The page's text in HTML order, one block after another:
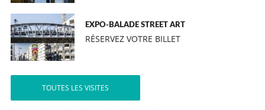
EXPO-BALADE STREET ART
RÉSERVEZ VOTRE BILLET
TOUTES LES VISITES